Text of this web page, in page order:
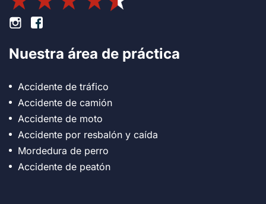
Pie de página Instagram
Pie de página Facebook
Nuestra área de práctica
Accidente de tráfico
Accidente de camión
Accidente de moto
Accidente por resbalón y caída
Mordedura de perro
Accidente de peatón